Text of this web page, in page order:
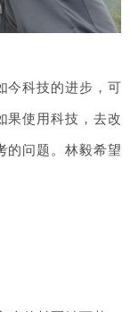
今科技的进步，可
果使用科技，去改
的问题。林毅希望